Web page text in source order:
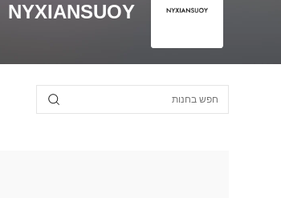
NYXIANSUOY